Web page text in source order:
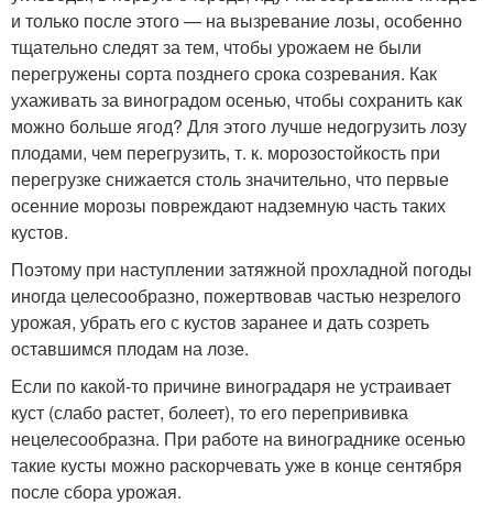
и только после этого — на вызревание лозы, особенно
тщательно следят за тем, чтобы урожаем не были
перегружены сорта позднего срока созревания. Как
ухаживать за виноградом осенью, чтобы сохранить как
можно больше ягод? Для этого лучше недогрузить лозу
плодами, чем перегрузить, т. к. морозостойкость при
перегрузке снижается столь значительно, что первые
осенние морозы повреждают надземную часть таких
кустов.
Поэтому при наступлении затяжной прохладной погоды
иногда целесообразно, пожертвовав частью незрелого
урожая, убрать его с кустов заранее и дать созреть
оставшимся плодам на лозе.
Если по какой-то причине виноградаря не устраивает
куст (слабо растет, болеет), то его перепрививка
нецелесообразна. При работе на винограднике осенью
такие кусты можно раскорчевать уже в конце сентября
после сбора урожая.